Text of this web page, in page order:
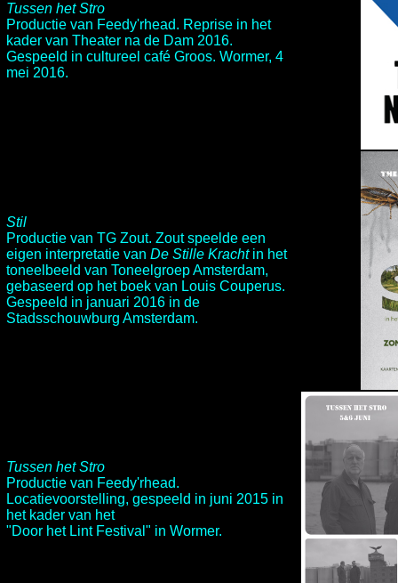
Tussen het Stro
Productie van Feedy'rhead. Reprise in het
kader van Theater na de Dam 2016.
Gespeeld in cultureel café Groos. Wormer, 4
mei 2016.
Stil
Productie van TG Zout. Zout speelde een
eigen interpretatie van De Stille Krachtin het
toneelbeeld van Toneelgroep Amsterdam,
gebaseerd op het boek van Louis Couperus.
Gespeeld in januari 2016 in de
Stadsschouwburg Amsterdam.
Tussen het Stro
Productie van Feedy'rhead.
Locatievoorstelling, gespeeld in juni 2015 in
het kader van het
"Door het Lint Festival " in Wormer.